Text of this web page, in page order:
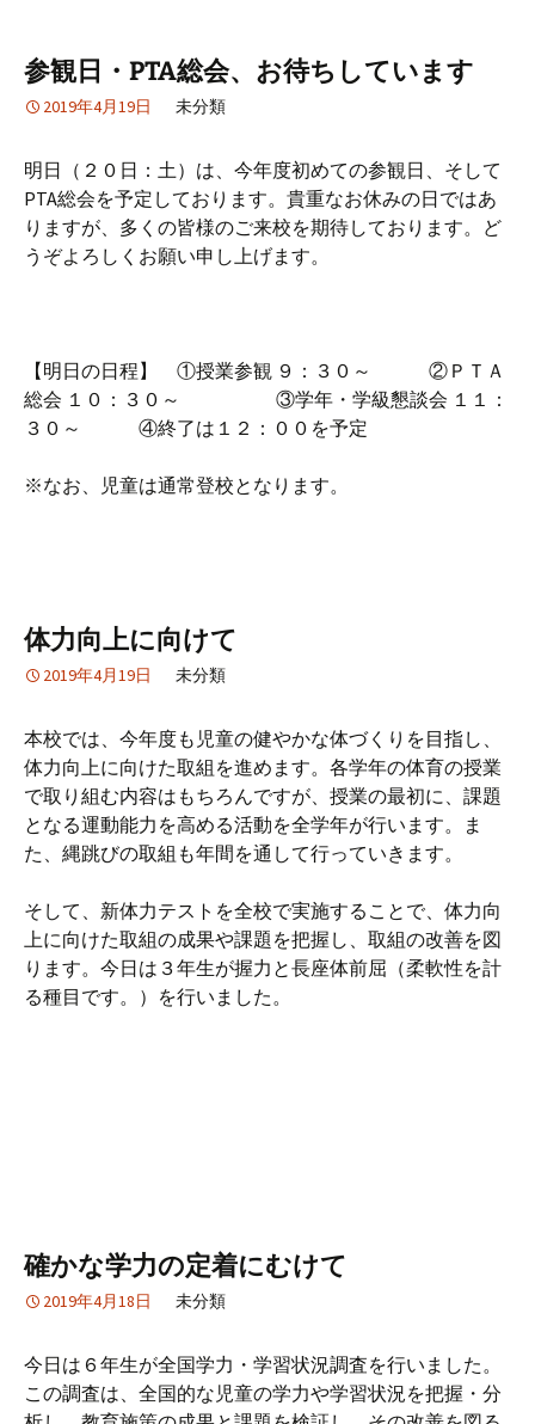
参観日・PTA総会、お待ちしています
2019年4月19日 未分類
明日（２０日：土）は、今年度初めての参観日、そして
PTA総会を予定しております。貴重なお休みの日ではあ
りますが、多くの皆様のご来校を期待しております。ど
うぞよろしくお願い申し上げます。
【明日の日程】 ①授業参観 ９：３０～ ②ＰＴＡ
総会 １０：３０～ ③学年・学級懇談会 １１：
３０～ ④終了は１２：００を予定
※なお、児童は通常登校となります。
体力向上に向けて
2019年4月19日 未分類
本校では、今年度も児童の健やかな体づくりを目指し、
体力向上に向けた取組を進めます。各学年の体育の授業
で取り組む内容はもちろんですが、授業の最初に、課題
となる運動能力を高める活動を全学年が行います。ま
た、縄跳びの取組も年間を通して行っていきます。
そして、新体力テストを全校で実施することで、体力向
上に向けた取組の成果や課題を把握し、取組の改善を図
ります。今日は３年生が握力と長座体前屈（柔軟性を計
る種目です。）を行いました。
確かな学力の定着にむけて
2019年4月18日 未分類
今日は６年生が全国学力・学習状況調査を行いました。
この調査は、全国的な児童の学力や学習状況を把握・分